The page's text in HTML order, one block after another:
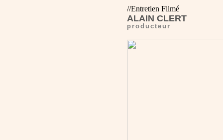
//Entretien Filmé
ALAIN CLERT
producteur